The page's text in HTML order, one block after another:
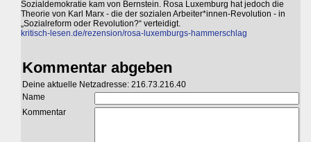
Sozialdemokratie kam von Bernstein. Rosa Luxemburg hat jedoch die
Theorie von Karl Marx - die der sozialen Arbeiter*innen-Revolution - in
„Sozialreform oder Revolution?“ verteidigt.
kritisch-lesen.de/rezension/rosa-luxemburgs-hammerschlag
Kommentar abgeben
Deine aktuelle Netzadresse: 216.73.216.40
Name
Kommentar